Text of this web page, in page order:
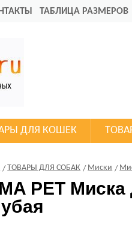
ТАБЛИЦА РАЗМЕРОВ
ДЛЯ КОШЕК
ТОВАРЫ ДЛЯ СОБАК Миски
PET